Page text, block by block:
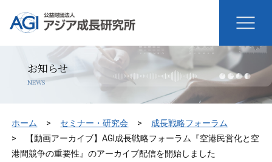
お知らせ
NEWS
ホーム セミナー・研究会
成長戦略フォーラム
【動画アーカイブ】AGI成長戦略フォーラム『空港民営化と空
港間競争の重要性』のアーカイブ配信を開始しました